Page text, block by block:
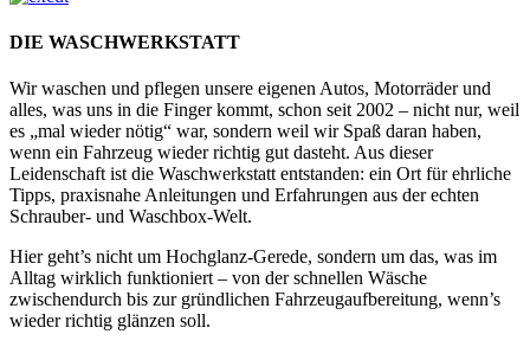
DIE WASCHWERKSTATT
Wir waschen und pflegen unsere eigenen Autos, Motorräder und
alles, was uns in die Finger kommt, schon seit 2002 – nicht nur, weil
es „mal wieder nötig“ war, sondern weil wir Spaß daran haben,
wenn ein Fahrzeug wieder richtig gut dasteht. Aus dieser
Leidenschaft ist die Waschwerkstatt entstanden: ein Ort für ehrliche
Tipps, praxisnahe Anleitungen und Erfahrungen aus der echten
Schrauber- und Waschbox-Welt.
Hier geht’s nicht um Hochglanz-Gerede, sondern um das, was im
Alltag wirklich funktioniert – von der schnellen Wäsche
zwischendurch bis zur gründlichen Fahrzeugaufbereitung, wenn’s
wieder richtig glänzen soll.